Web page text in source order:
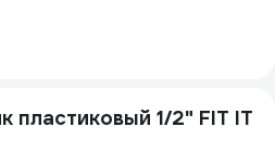
пластиковый 1/2" FIT IT